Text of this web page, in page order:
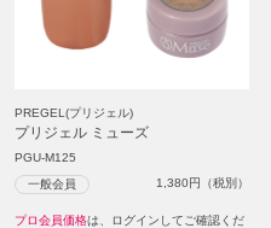
PREGEL(プリジェル)
プリジェル ミューズ
PGU-M125
一般会員 1,380円（税別）
プロ会員価格は、ログインしてご確認くだ